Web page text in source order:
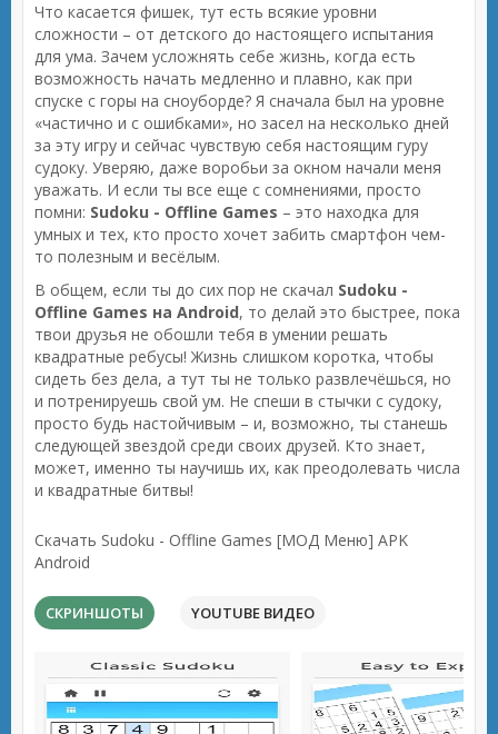
Что касается фишек, тут есть всякие уровни
сложности – от детского до настоящего испытания
для ума. Зачем усложнять себе жизнь, когда есть
возможность начать медленно и плавно, как при
спуске с горы на сноуборде? Я сначала был на уровне
«частично и с ошибками», но засел на несколько дней
за эту игру и сейчас чувствую себя настоящим гуру
судоку. Уверяю, даже воробьи за окном начали меня
уважать. И если ты все еще с сомнениями, просто
помни: Sudoku - Offline Games – это находка для
умных и тех, кто просто хочет забить смартфон чем-
то полезным и весёлым.
В общем, если ты до сих пор не скачал Sudoku -
Offline Games на Android, то делай это быстрее, пока
твои друзья не обошли тебя в умении решать
квадратные ребусы! Жизнь слишком коротка, чтобы
сидеть без дела, а тут ты не только развлечёшься, но
и потренируешь свой ум. Не спеши в стычки с судоку,
просто будь настойчивым – и, возможно, ты станешь
следующей звездой среди своих друзей. Кто знает,
может, именно ты научишь их, как преодолевать числа
и квадратные битвы!
Скачать Sudoku - Offline Games [МОД Меню] APK
Android
СКРИНШОТЫ YOUTUBE ВИДЕО